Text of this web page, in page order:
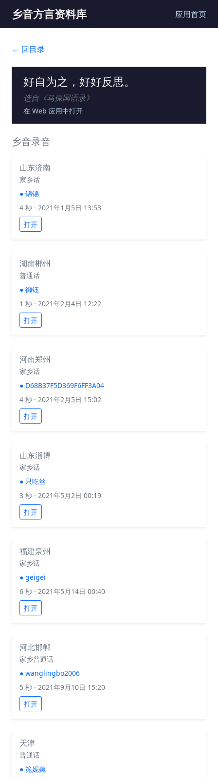
乡音方言资料库 应用首页
← 回目录
好自为之，好好反思。
选自《马保国语录》
在 Web 应用中打开
乡音录音
山东济南
家乡话
● 锦锦
4 秒 · 2021年1月5日 13:53
打开
湖南郴州
普通话
● 御钰
1 秒 · 2021年2月4日 12:22
打开
河南郑州
家乡话
● D68B37F5D369F6FF3A04
4 秒 · 2021年2月5日 15:02
打开
山东淄博
家乡话
● 只吃丝
3 秒 · 2021年5月2日 00:19
打开
福建泉州
家乡话
● geigei
6 秒 · 2021年5月14日 00:40
打开
河北邯郸
家乡普通话
● wanglingbo2006
5 秒 · 2021年9月10日 15:20
打开
天津
普通话
● 篼妮婉